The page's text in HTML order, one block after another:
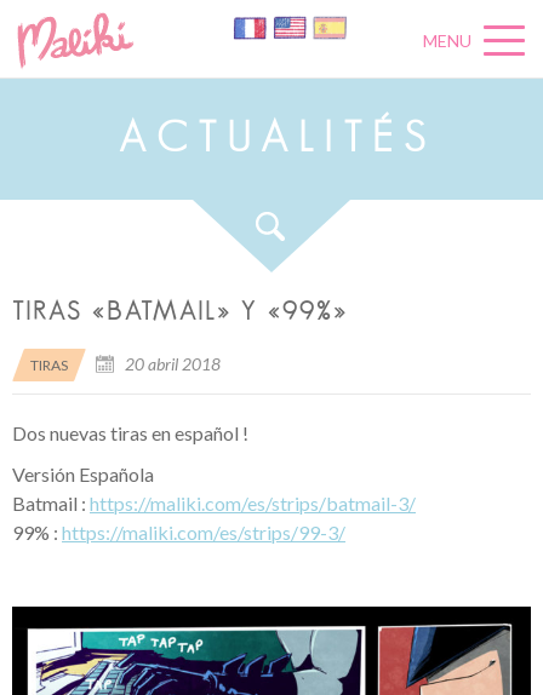
MENU
A C U A L É S
TIRAS «BATMAIL» Y «99%»
TIRAS 20 abril 2018
Dos nuevas tiras en español !
Versión Española
Batmail : https://maliki.com/es/strips/batmail-3/
99% : https://maliki.com/es/strips/99-3/